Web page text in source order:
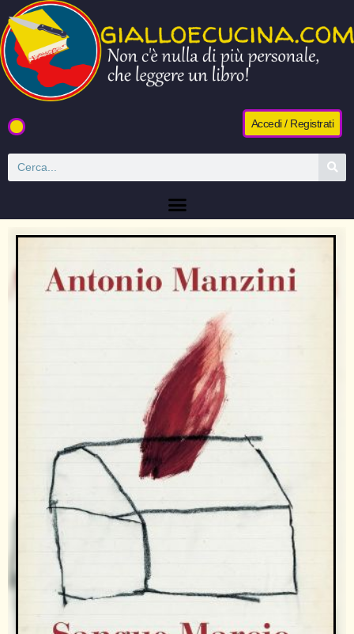
Accedi / Registrati